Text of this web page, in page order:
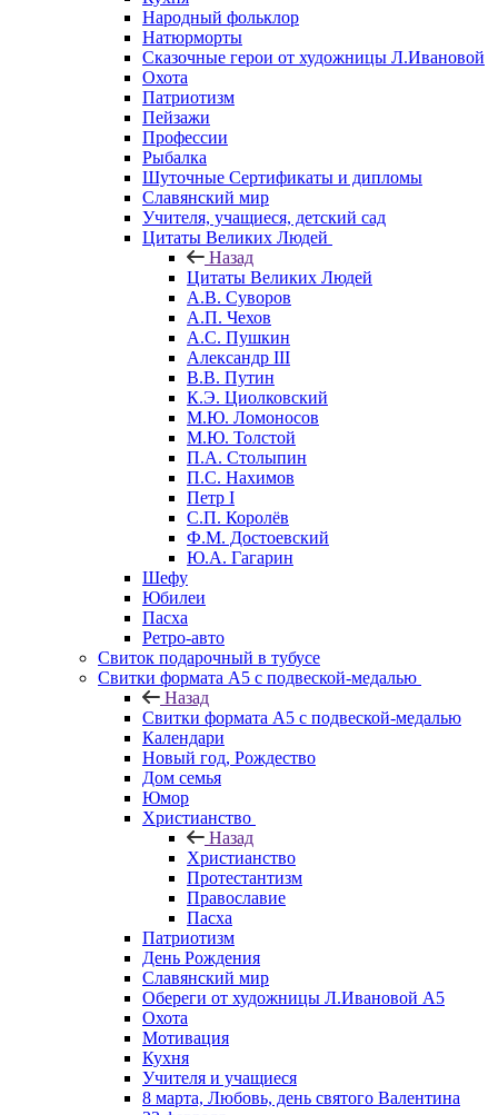
Народный фольклор
Натюрморты
Сказочные герои от художницы Л.Ивановой
Охота
Патриотизм
Пейзажи
Профессии
Рыбалка
Шуточные Сертификаты и дипломы
Славянский мир
Учителя, учащиеся, детский сад
Цитаты Великих Людей
Назад
Цитаты Великих Людей
А.В. Суворов
А.П. Чехов
А.С. Пушкин
Александр III
В.В. Путин
К.Э. Циолковский
М.Ю. Ломоносов
М.Ю. Толстой
П.А. Столыпин
П.С. Нахимов
Петр I
С.П. Королёв
Ф.М. Достоевский
Ю.А. Гагарин
Шефу
Юбилеи
Пасха
Ретро-авто
Свиток подарочный в тубусе
Свитки формата А5 с подвеской-медалью
Назад
Свитки формата А5 с подвеской-медалью
Календари
Новый год, Рождество
Дом семья
Юмор
Христианство
Назад
Христианство
Протестантизм
Православие
Пасха
Патриотизм
День Рождения
Славянский мир
Обереги от художницы Л.Ивановой А5
Охота
Мотивация
Кухня
Учителя и учащиеся
8 марта, Любовь, день святого Валентина